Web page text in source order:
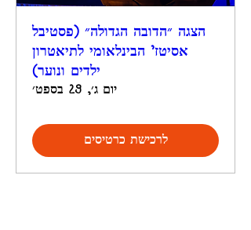
הצגה ״הדובה הגדולה״ (פסטיבל
אסיטז' הבינלאומי לתיאטרון
ילדים ונוער)
יום ג׳, 29 בספט׳
לרכישת כרטיסים